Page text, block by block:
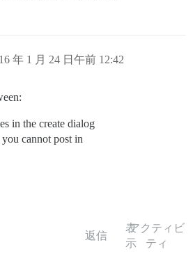
年 1 月 24 日午前 12:42
in the create dialog
cannot post in
返信
表
示
アクティビ
ティ